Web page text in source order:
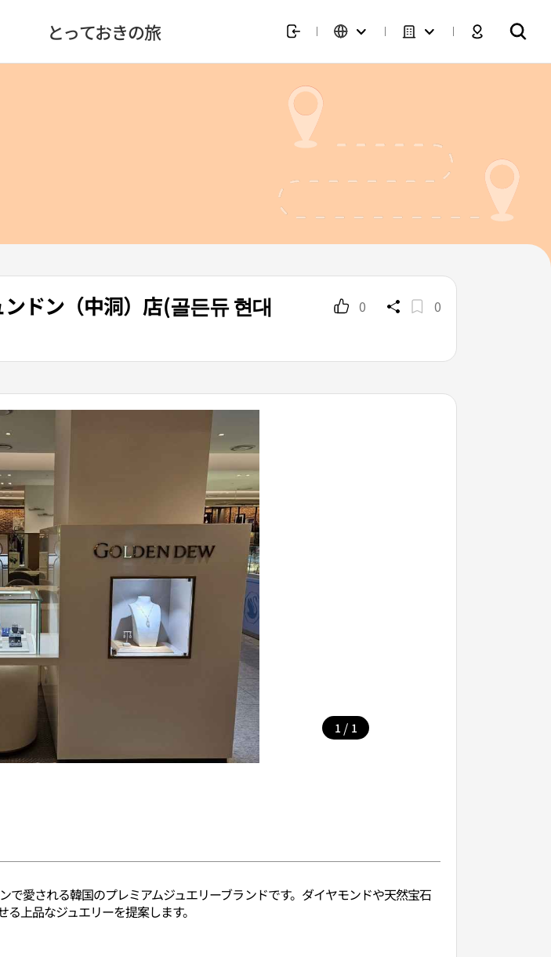
とっておきの旅
ドン（中洞）店(골든듀 현대
0 0
1 / 1
で愛される韓国のプレミアムジュエリーブランドです。ダイヤモンドや天然宝石
上品なジュエリーを提案します。